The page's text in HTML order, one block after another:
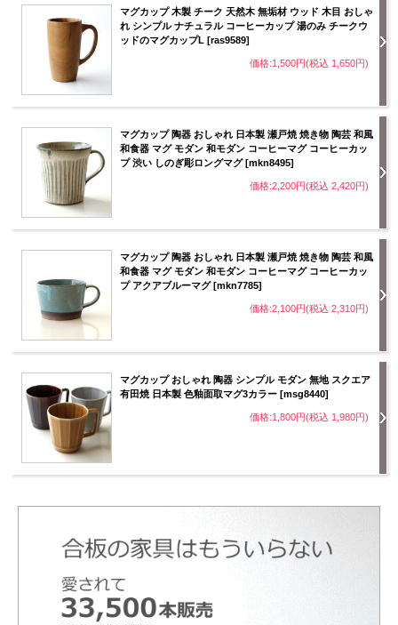
マグカップ 木製 チーク 天然木 無垢材 ウッド 木目 おしゃ
れ シンプル ナチュラル コーヒーカップ 湯のみ チークウ
ッドのマグカップL [ras9589]
価格:1,500円(税込 1,650円)
マグカップ 陶器 おしゃれ 日本製 瀬戸焼 焼き物 陶芸 和風
和食器 マグ モダン 和モダン コーヒーマグ コーヒーカッ
プ 渋い しのぎ彫ロングマグ [mkn8495]
価格:2,200円(税込 2,420円)
マグカップ 陶器 おしゃれ 日本製 瀬戸焼 焼き物 陶芸 和風
和食器 マグ モダン 和モダン コーヒーマグ コーヒーカッ
プ アクアブルーマグ [mkn7785]
価格:2,100円(税込 2,310円)
マグカップ おしゃれ 陶器 シンプル モダン 無地 スクエア
有田焼 日本製 色釉面取マグ3カラー [msg8440]
価格:1,800円(税込 1,980円)